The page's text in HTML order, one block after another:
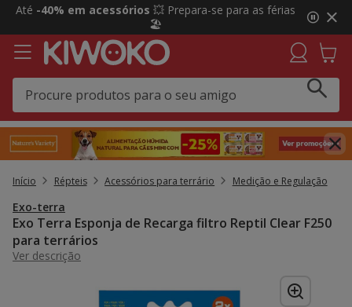
2
3,
mensagem,
Até -40% em acessórios 💥 Prepara-se para as férias
🏖️
Início Répteis Acessórios para terrário Medição e Regulação
Exo-terra
Exo Terra Esponja de Recarga filtro Reptil Clear F250
para terrários
Ver descrição